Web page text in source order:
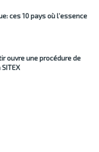
ces 10 pays où l’essence
ouvre une procédure de